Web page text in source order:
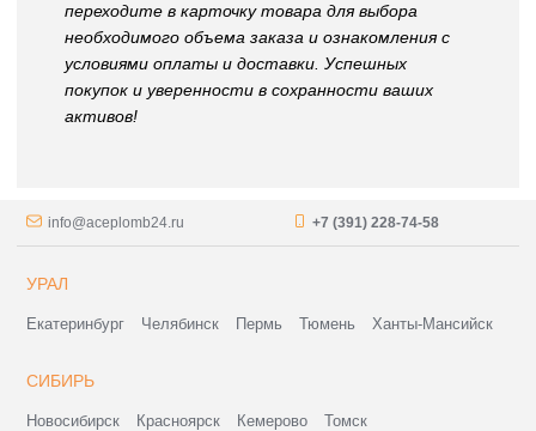
переходите в карточку товара для выбора
необходимого объема заказа и ознакомления с
условиями оплаты и доставки. Успешных
покупок и уверенности в сохранности ваших
активов!
info@aceplomb24.ru +7 (391) 228-74-58
УРАЛ
Екатеринбург Челябинск Пермь Тюмень Ханты-Мансийск
СИБИРЬ
Новосибирск Красноярск Кемерово Томск